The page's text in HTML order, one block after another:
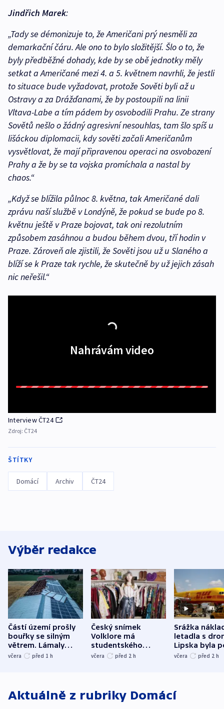
Jindřich Marek:
„Tady se démonizuje to, že Američani prý nesměli za
demarkační čáru. Ale ono to bylo složitější. Šlo o to, že
byly předběžné dohady, kde by se obě jednotky měly
setkat a Američané mezi 4. a 5. květnem navrhli, že jestli
to situace bude vyžadovat, protože Sověti byli až u
Ostravy a za Drážďanami, že by postoupili na linii
Vltava-Labe a tím pádem by osvobodili Prahu. Ze strany
Sovětů nešlo o žádný agresivní nesouhlas, tam šlo spíš u
lišáckou diplomacii, kdy sověti začali Američanům
vysvětlovat, že mají připravenou operaci na osvobození
Prahy a že by se ta vojska promíchala a nastal by
chaos.“
„Když se blížila půlnoc 8. května, tak Američané dali
zprávu naší službě v Londýně, že pokud se bude po 8.
květnu ještě v Praze bojovat, tak oni rezolutním
způsobem zasáhnou a budou během dvou, tří hodin v
Praze. Zároveň ale zjistili, že Sověti jsou už u Slaného a
blíží se k Praze tak rychle, že skutečně by už jejich zásah
nic neřešil.“
Nahrávám video
Interview ČT24
Zdroj: ČT24
ŠTÍTKY
Domácí Archiv ČT24
Výběr redakce
Částí území prošly
bouřky se silným
větrem. Lámaly
stromy a poničily
včera před 1 h
Český snímek
Volklore má
studentského
Oscara, zabojuje o
včera před 2 h
Srážka
letadla s
Lipska byla
německého
včera před 2 h
Aktuálně z rubriky Domácí